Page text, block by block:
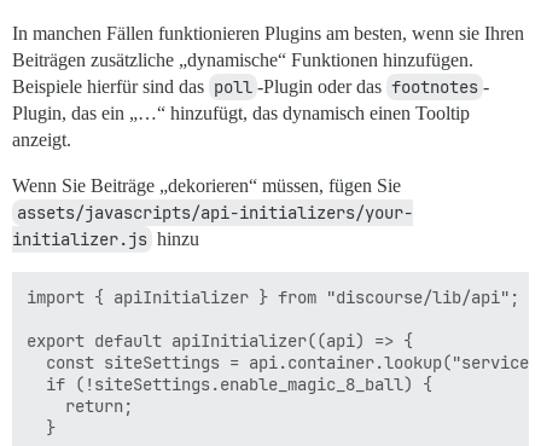
In manchen Fällen funktionieren Plugins am besten, wenn sie Ihren
Beiträgen zusätzliche „dynamische“ Funktionen hinzufügen.
Beispiele hierfür sind das poll -Plugin oder das footnotes -
Plugin, das ein „…“ hinzufügt, das dynamisch einen Tooltip
anzeigt.
Wenn Sie Beiträge „dekorieren“ müssen, fügen Sie
assets/javascripts/api-initializers/your-
initializer.js hinzu
import { apiInitializer } from "discourse/lib/api";
export default apiInitializer((api) => {
const siteSettings =
  if (!siteSettings.enable_magic_8_ball) {
    return;
  }